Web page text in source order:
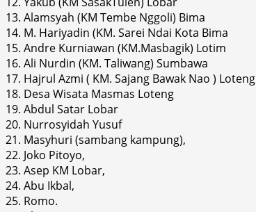
13. Alamsyah (KM Tembe Nggoli) Bima
14. M. Hariyadin (KM. Sarei Ndai Kota Bima
15. Andre Kurniawan (KM.Masbagik) Lotim
16. Ali Nurdin (KM. Taliwang) Sumbawa
17. Hajrul Azmi ( KM. Sajang Bawak Nao ) Loteng
18. Desa Wisata Masmas Loteng
19. Abdul Satar Lobar
20. Nurrosyidah Yusuf
21. Masyhuri (sambang kampung),
22. Joko Pitoyo,
23. Asep KM Lobar,
24. Abu Ikbal,
25. Romo.